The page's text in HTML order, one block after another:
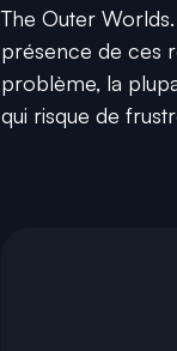
The Outer
présence de ces
problème, la
qui risque de